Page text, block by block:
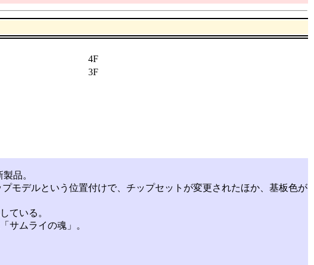
4F
3F
品。
モデルという位置付けで、チップセットが変更されたほか、基板色が
ている。
サムライの魂」。